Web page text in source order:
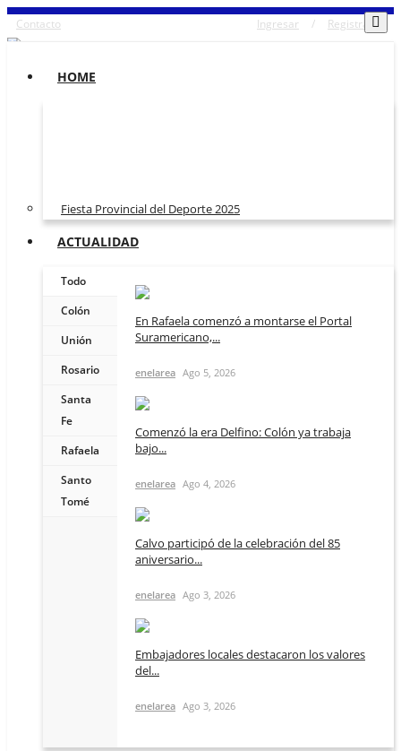
Contacto Ingresar / Registrarse
HOME
Fiesta Provincial del Deporte 2025
ACTUALIDAD
Todo
Colón
Unión
Rosario
Santa
Fe
Rafaela
Santo
Tomé
En Rafaela comenzó a montarse el Portal
Suramericano,...
enelarea Ago 5, 2026
Comenzó la era Delfino: Colón ya trabaja
bajo...
enelarea Ago 4, 2026
Calvo participó de la celebración del 85
aniversario...
enelarea Ago 3, 2026
Embajadores locales destacaron los valores
del...
enelarea Ago 3, 2026